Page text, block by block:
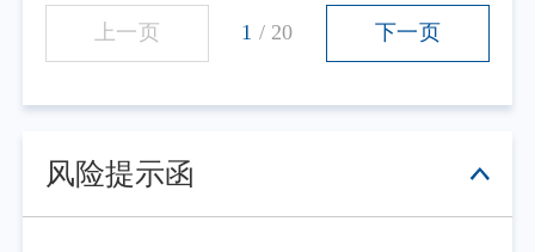
上一页 1 / 20 下一页
风险提示函